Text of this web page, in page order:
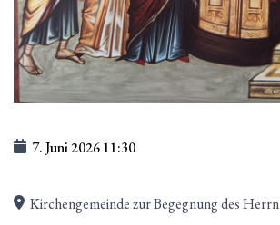
7. Juni 202611:30
Kirchengemeinde zur Begegnung des Herrn